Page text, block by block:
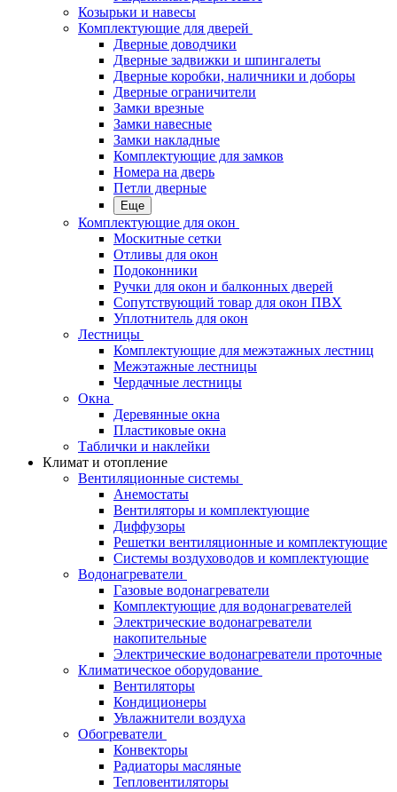
Козырьки и навесы
Комплектующие для дверей
Дверные доводчики
Дверные задвижки и шпингалеты
Дверные коробки, наличники и доборы
Дверные ограничители
Замки врезные
Замки навесные
Замки накладные
Комплектующие для замков
Номера на дверь
Петли дверные
Еще
Комплектующие для окон
Москитные сетки
Отливы для окон
Подоконники
Ручки для окон и балконных дверей
Сопутствующий товар для окон ПВХ
Уплотнитель для окон
Лестницы
Комплектующие для межэтажных лестниц
Межэтажные лестницы
Чердачные лестницы
Окна
Деревянные окна
Пластиковые окна
Таблички и наклейки
Климат и отопление
Вентиляционные системы
Анемостаты
Вентиляторы и комплектующие
Диффузоры
Решетки вентиляционные и комплектующие
Системы воздуховодов и комплектующие
Водонагреватели
Газовые водонагреватели
Комплектующие для водонагревателей
Электрические водонагреватели
накопительные
Электрические водонагреватели проточные
Климатическое оборудование
Вентиляторы
Кондиционеры
Увлажнители воздуха
Обогреватели
Конвекторы
Радиаторы масляные
Тепловентиляторы